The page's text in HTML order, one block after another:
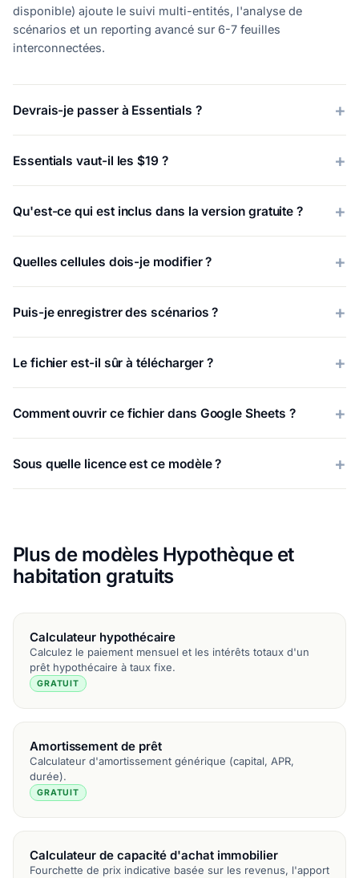
disponible) ajoute le suivi multi-entités, l'analyse de
scénarios et un reporting avancé sur 6-7 feuilles
interconnectées.
Devrais-je passer à Essentials ?
Essentials vaut-il les $19 ?
Qu'est-ce qui est inclus dans la version gratuite ?
Quelles cellules dois-je modifier ?
Puis-je enregistrer des scénarios ?
Le fichier est-il sûr à télécharger ?
Comment ouvrir ce fichier dans Google Sheets ?
Sous quelle licence est ce modèle ?
Plus de modèles Hypothèque et
habitation gratuits
Calculateur hypothécaire
Calculez le paiement mensuel et les intérêts totaux d'un
prêt hypothécaire à taux fixe.
GRATUIT
Amortissement de prêt
Calculateur d'amortissement générique (capital, APR,
durée).
GRATUIT
Calculateur de capacité d'achat immobilier
Fourchette de prix indicative basée sur les revenus, l'apport